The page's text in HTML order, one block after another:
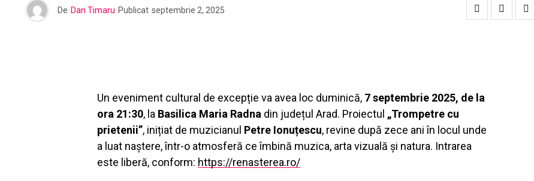
De Dan Timaru Publicat septembrie 2, 2025
Un eveniment cultural de excepție va avea loc duminică, 7 septembrie 2025, de la
ora 21:30, la Basilica Maria Radna din județul Arad. Proiectul „Trompetre cu
prietenii”, inițiat de muzicianul Petre Ionuțescu, revine după zece ani în locul unde
a luat naștere, într-o atmosferă ce îmbină muzica, arta vizuală și natura. Intrarea
este liberă, conform: https://renasterea.ro/